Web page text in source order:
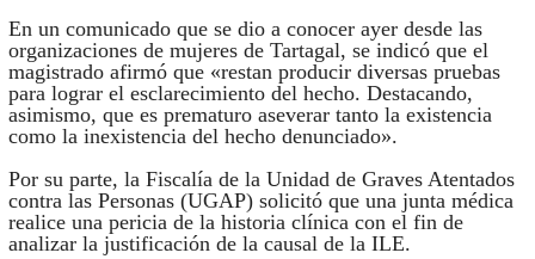
En un comunicado que se dio a conocer ayer desde las
organizaciones de mujeres de Tartagal, se indicó que el
magistrado afirmó que «restan producir diversas pruebas
para lograr el esclarecimiento del hecho. Destacando,
asimismo, que es prematuro aseverar tanto la existencia
como la inexistencia del hecho denunciado».
Por su parte, la Fiscalía de la Unidad de Graves Atentados
contra las Personas (UGAP) solicitó que una junta médica
realice una pericia de la historia clínica con el fin de
analizar la justificación de la causal de la ILE.